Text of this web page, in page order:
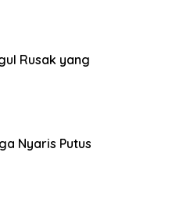
Rusak yang
Nyaris Putus